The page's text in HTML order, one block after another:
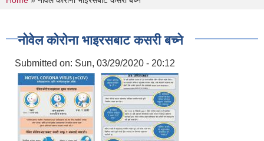
नोवेल कोरोना भाइरसबाट कसरी बच्ने
Submitted on: Sun, 03/29/2020 - 20:12